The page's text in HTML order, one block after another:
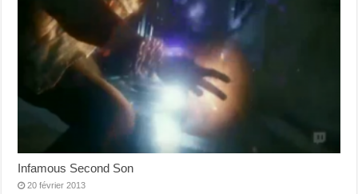
Infamous Second Son
20 février 2013